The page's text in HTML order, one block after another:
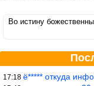
Во истину
17:18 ё***** откуда